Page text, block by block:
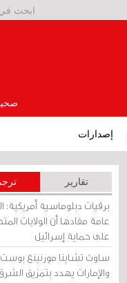
إصدارات
تقارير
برقيات دبلوماسية أمريكية:
عامة مفادها أن الولايات
على حماية إسرائيل
ساوث تشاينا مورنينغ
والإمارات يهدد بتمزيق